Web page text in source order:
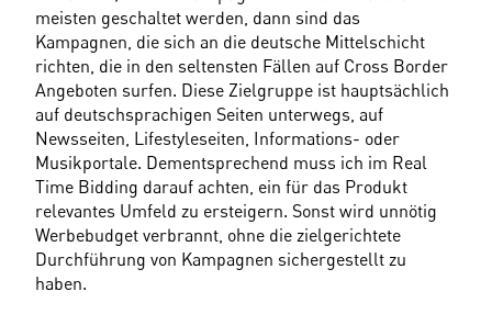
meisten geschaltet werden, dann sind das
Kampagnen, die sich an die deutsche Mittelschicht
richten, die in den seltensten Fällen auf Cross Border
Angeboten surfen. Diese Zielgruppe ist hauptsächlich
auf deutschsprachigen Seiten unterwegs, auf
Newsseiten, Lifestyleseiten, Informations- oder
Musikportale. Dementsprechend muss ich im Real
Time Bidding darauf achten, ein für das Produkt
relevantes Umfeld zu ersteigern. Sonst wird unnötig
Werbebudget verbrannt, ohne die zielgerichtete
Durchführung von Kampagnen sichergestellt zu
haben.